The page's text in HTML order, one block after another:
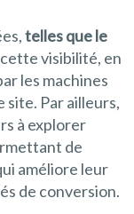
telles que le
visibilité, en
les machines
Par ailleurs,
à explorer
de
améliore leur
de conversion.